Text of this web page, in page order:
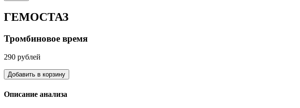
ГЕМОСТАЗ
Тромбиновое время
290 рублей
Добавить в корзину
Описание анализа